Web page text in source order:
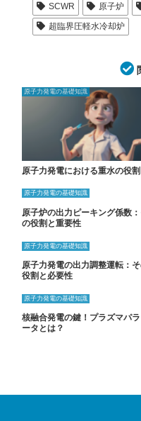
SCWR
原子炉
超臨界圧軽水冷却炉
原子力発電の基礎知識
原子力発電における重水の役割
原子力発電の基礎知識
原子炉の出力ピーキング係数
の役割と重要性
原子力発電の基礎知識
原子力発電の出力調整運転：
役割と必要性
原子力発電の基礎知識
核融合発電の鍵！プラズマパ
ータとは？